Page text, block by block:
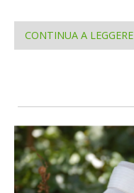
CONTINUA A LEGGERE